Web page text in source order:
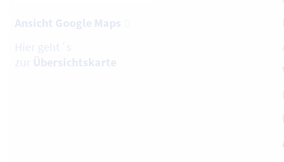
Ansicht Google Maps
Hier geht´s
zur Übersichtskarte